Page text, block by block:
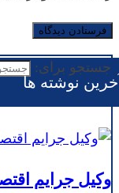
جستجو برای:
نوشته ها
وکیل جرایم